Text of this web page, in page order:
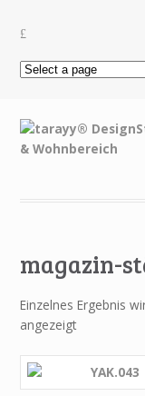
magazin-
Einzelnes Ergebnis
angezeigt